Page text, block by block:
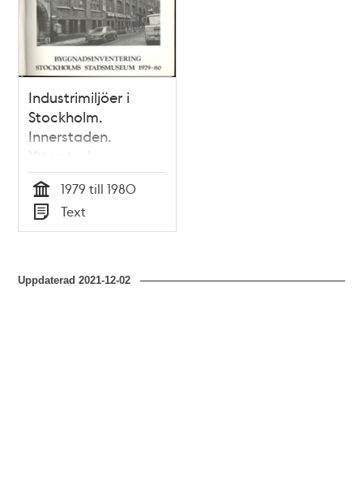
Industrimiljöer i
Stockholm.
Innerstaden.
Ytterstaden.
Flygfotografering
Tid
1979 till 1980
Typ
Text
Uppdaterad2021-12-02